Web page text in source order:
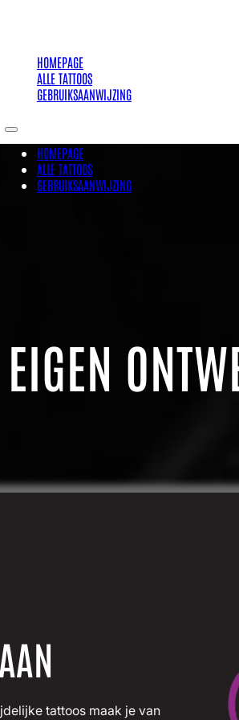
HOMEPAGE
ALLE TATTOOS
GEBRUIKSAANWIJZING
HOMEPAGE
ALLE TATTOOS
GEBRUIKSAANWIJZING
tattoos maak je van